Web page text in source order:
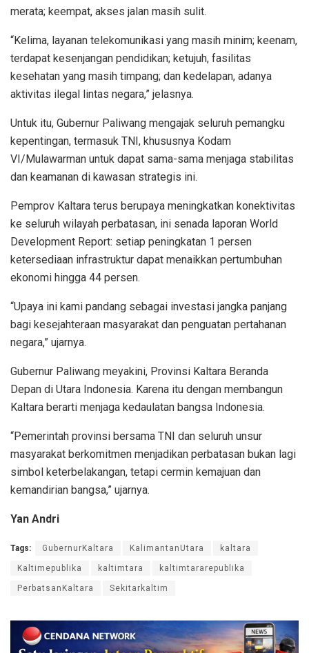
merata; keempat, akses jalan masih sulit.
“Kelima, layanan telekomunikasi yang masih minim; keenam,
terdapat kesenjangan pendidikan; ketujuh, fasilitas
kesehatan yang masih timpang; dan kedelapan, adanya
aktivitas ilegal lintas negara,” jelasnya.
Untuk itu, Gubernur Paliwang mengajak seluruh pemangku
kepentingan, termasuk TNI, khususnya Kodam
VI/Mulawarman untuk dapat sama-sama menjaga stabilitas
dan keamanan di kawasan strategis ini.
Pemprov Kaltara terus berupaya meningkatkan konektivitas
ke seluruh wilayah perbatasan, ini senada laporan World
Development Report: setiap peningkatan 1 persen
ketersediaan infrastruktur dapat menaikkan pertumbuhan
ekonomi hingga 44 persen.
“Upaya ini kami pandang sebagai investasi jangka panjang
bagi kesejahteraan masyarakat dan penguatan pertahanan
negara,” ujarnya.
Gubernur Paliwang meyakini, Provinsi Kaltara Beranda
Depan di Utara Indonesia. Karena itu dengan membangun
Kaltara berarti menjaga kedaulatan bangsa Indonesia.
“Pemerintah provinsi bersama TNI dan seluruh unsur
masyarakat berkomitmen menjadikan perbatasan bukan lagi
simbol keterbelakangan, tetapi cermin kemajuan dan
kemandirian bangsa,” ujarnya.
Yan Andri
Tags: GubernurKaltara KalimantanUtara kaltara
Kaltimepublika kaltimtara kaltimtararepublika
PerbatsanKaltara Sekitarkaltim